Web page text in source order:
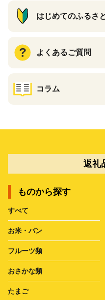
はじめてのふるさ
よくあるご質問
コラム
返礼
ものから探す
すべて
お米・パン
フルーツ類
おさかな類
たまご